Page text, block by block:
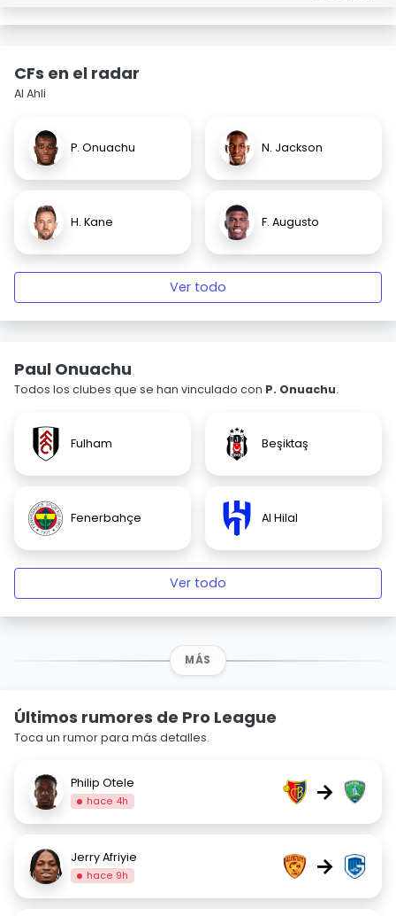
CFs en el radar
Al Ahli
P. Onuachu N. Jackson
H. Kane F. Augusto
Ver todo
Paul Onuachu
Todos los clubes que se han vinculado con P. Onuachu.
Fulham Beşiktaş
Fenerbahçe Al Hilal
Ver todo
MÁS
Últimos rumores de Pro League
Toca un rumor para más detalles.
Philip Otele
hace 4h →
Jerry Afriyie
hace 9h →